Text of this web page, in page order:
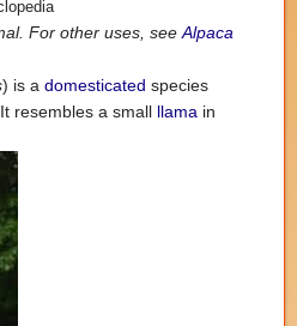
For other uses, seeAlpaca
) is a domesticated species
resembles a small llama in